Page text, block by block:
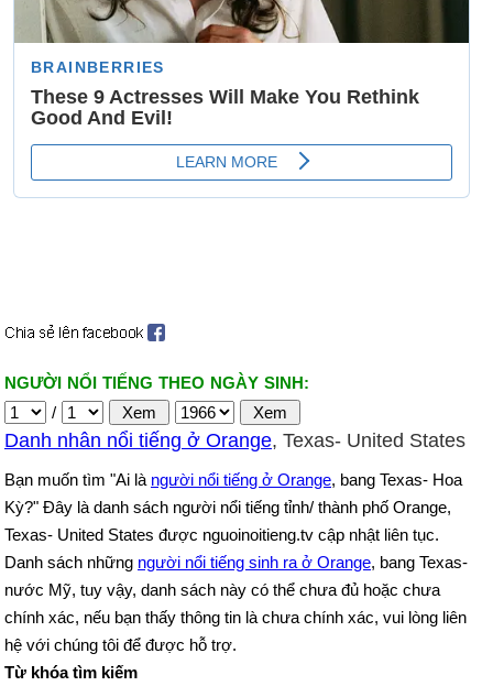
NGƯỜI NỔI TIẾNG THEO NGÀY SINH:
/
Danh nhân nổi tiếng ở Orange, Texas- United States
Bạn muốn tìm "Ai là người nổi tiếng ở Orange, bang Texas- Hoa
Kỳ?" Đây là danh sách người nổi tiếng tỉnh/ thành phố Orange,
Texas- United States được nguoinoitieng.tv cập nhật liên tục.
Danh sách những người nổi tiếng sinh ra ở Orange, bang Texas-
nước Mỹ, tuy vậy, danh sách này có thể chưa đủ hoặc chưa
chính xác, nếu bạn thấy thông tin là chưa chính xác, vui lòng liên
hệ với chúng tôi để được hỗ trợ.
Từ khóa tìm kiếm